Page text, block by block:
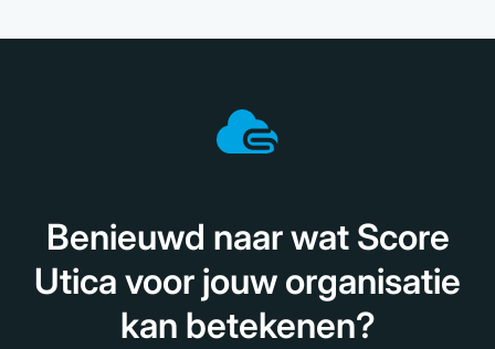
Benieuwd naar wat Score
Utica voor jouw organisatie
kan betekenen?